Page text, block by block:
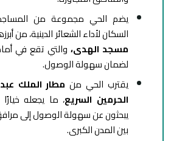
يضم الحي مجموعة من المساجد
السكان لأداء الشعائر الدينية، من
مسجد الهدى، والتي تقع في
لضمان سهولة الوصول.
يقترب الحي من مطار الملك
الحرمين السريع، ما يجعله
يبحثون عن سهولة الوصول إلى مرافق
بين المدن الكبرى.